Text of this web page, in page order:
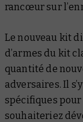
rancœur sur
Le nouveau kit
d’armes du kit
quantité de
adversaires. Il
spécifiques pour
souhaiteriez